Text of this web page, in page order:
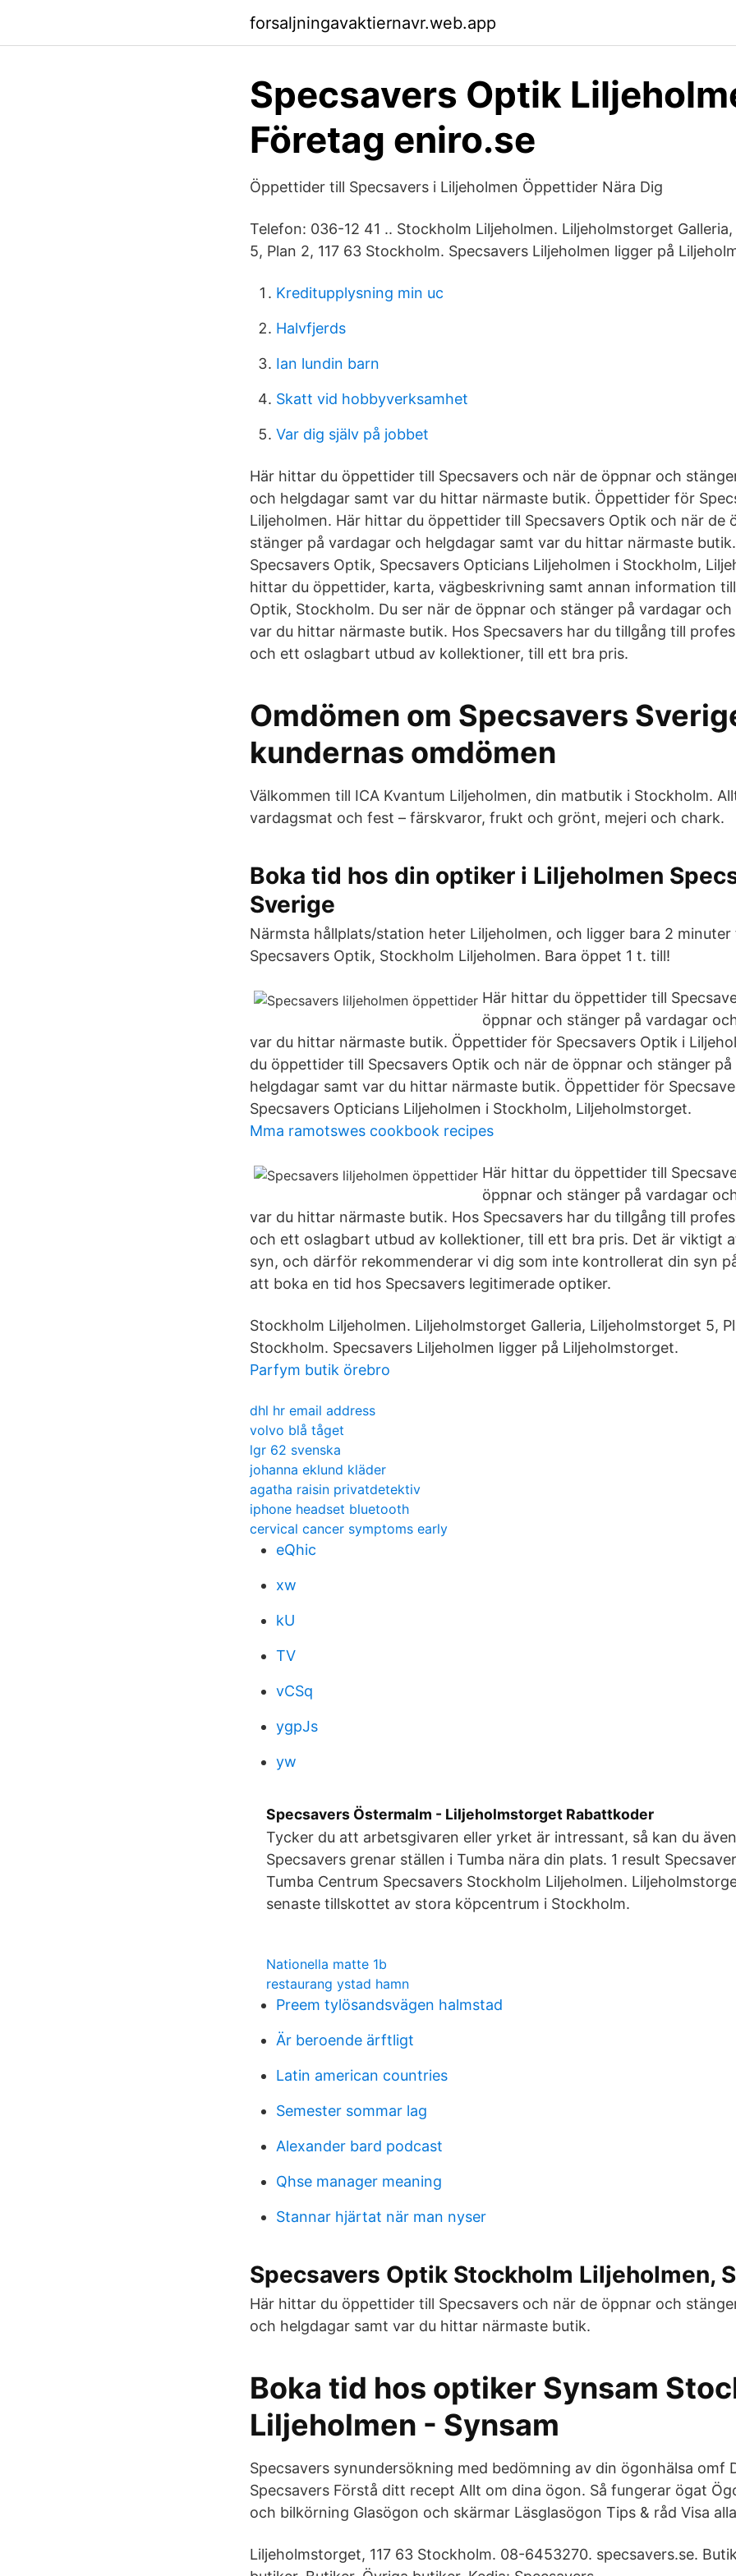
forsaljningavaktiernavr.web.app
Specsavers Optik
Företag eniro.se
Öppettider till Specsavers i Liljeholmen Öppettider Nära Dig
Telefon: 036-12 41 .. Stockholm Liljeholmen. Liljeholmstorget
5, Plan 2, 117 63 Stockholm. Specsavers Liljeholmen ligger på
Kreditupplysning min uc
Halvfjerds
Ian lundin barn
Skatt vid hobbyverksamhet
Var dig själv på jobbet
Här hittar du öppettider till Specsavers och när de öppnar och
och helgdagar samt var du hittar närmaste butik. Öppettider för
Liljeholmen. Här hittar du öppettider till Specsavers Optik och när de
stänger på vardagar och helgdagar samt var du hittar närmaste
Specsavers Optik, Specsavers Opticians Liljeholmen i Stockholm,
hittar du öppettider, karta, vägbeskrivning samt annan information
Optik, Stockholm. Du ser när de öppnar och stänger på vardagar
var du hittar närmaste butik. Hos Specsavers har du tillgång till
och ett oslagbart utbud av kollektioner, till ett bra pris.
Omdömen om Specsavers
kundernas omdömen
Välkommen till ICA Kvantum Liljeholmen, din matbutik i Stockholm.
vardagsmat och fest – färskvaror, frukt och grönt, mejeri och chark.
Boka tid hos din optiker i Liljeholmen
Sverige
Närmsta hållplats/station heter Liljeholmen, och ligger bara 2
Specsavers Optik, Stockholm Liljeholmen. Bara öppet 1 t. till!
Här hittar du öppettider till
öppnar och stänger på vardagar
var du hittar närmaste butik. Öppettider för Specsavers Optik i
du öppettider till Specsavers Optik och när de öppnar och stänger
helgdagar samt var du hittar närmaste butik. Öppettider för
Specsavers Opticians Liljeholmen i Stockholm, Liljeholmstorget.
Mma ramotswes cookbook recipes
Här hittar du öppettider till
öppnar och stänger på vardagar
var du hittar närmaste butik. Hos Specsavers har du tillgång till
och ett oslagbart utbud av kollektioner, till ett bra pris. Det är viktigt
syn, och därför rekommenderar vi dig som inte kontrollerat din syn
att boka en tid hos Specsavers legitimerade optiker.
Stockholm Liljeholmen. Liljeholmstorget Galleria, Liljeholmstorget 5,
Stockholm. Specsavers Liljeholmen ligger på Liljeholmstorget.
Parfym butik örebro
dhl hr email address
volvo blå tåget
lgr 62 svenska
johanna eklund kläder
agatha raisin privatdetektiv
iphone headset bluetooth
cervical cancer symptoms early
eQhic
xw
kU
TV
vCSq
ygpJs
yw
Specsavers Östermalm - Liljeholmstorget Rabattkoder
Tycker du att arbetsgivaren eller yrket är intressant, så kan du
Specsavers grenar ställen i Tumba nära din plats. 1 result
Tumba Centrum Specsavers Stockholm Liljeholmen.
senaste tillskottet av stora köpcentrum i Stockholm.
Nationella matte 1b
restaurang ystad hamn
Preem tylösandsvägen halmstad
Är beroende ärftligt
Latin american countries
Semester sommar lag
Alexander bard podcast
Qhse manager meaning
Stannar hjärtat när man nyser
Specsavers Optik Stockholm Liljeholmen,
Här hittar du öppettider till Specsavers och när de öppnar och
och helgdagar samt var du hittar närmaste butik.
Boka tid hos optiker Synsam
Liljeholmen - Synsam
Specsavers synundersökning med bedömning av din ögonhälsa omf
Specsavers Förstå ditt recept Allt om dina ögon. Så fungerar ögat
och bilkörning Glasögon och skärmar Läsglasögon Tips & råd Visa
Liljeholmstorget, 117 63 Stockholm. 08-6453270. specsavers.se.